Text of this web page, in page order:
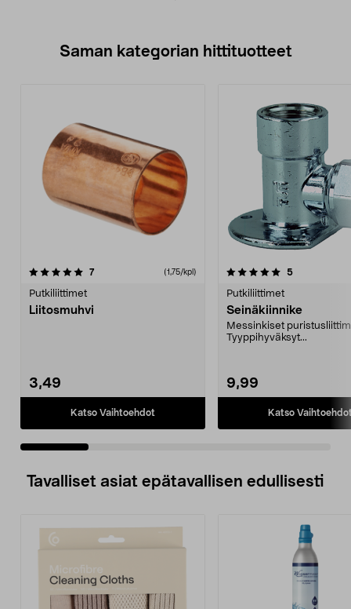
Saman kategorian hittituotteet
7arvostelut (1,75/kpl)
Putkiliittimet
Liitosmuhvi
3,49
Katso Vaihtoehdot
5.0 viidestä
5arvostelut
Putkiliittimet
Seinäkiinnike
Messinkiset
Tyyppihyväksyt...
9,99
Katso
4.5 viidestä
Tavalliset asiat epätavallisen edullisesti